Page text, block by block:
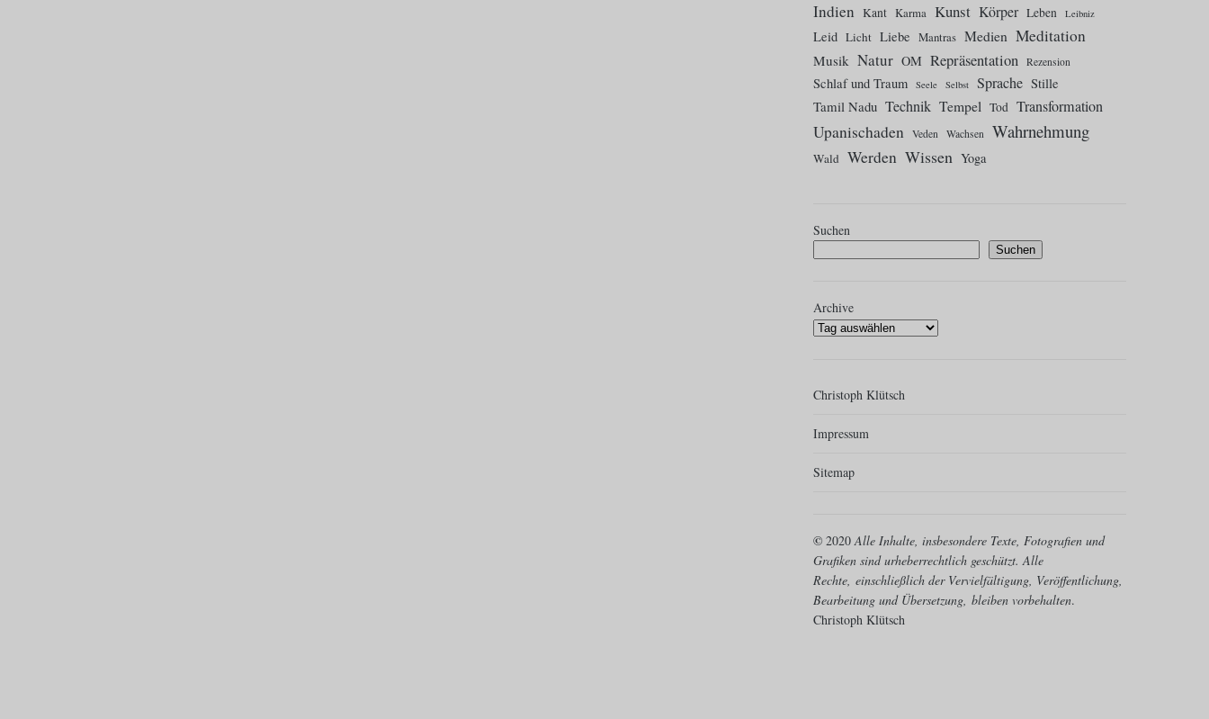
Indien Kant Karma Kunst Körper Leben Leibniz
Leid Licht Liebe Mantras Medien Meditation
Musik Natur OM Repräsentation Rezension
Schlaf und Traum Seele Selbst Sprache Stille
Tamil Nadu Technik Tempel Tod Transformation
Upanischaden Veden Wachsen Wahrnehmung
Wald Werden Wissen Yoga
Suchen
Suchen
Archive
Christoph Klütsch
Impressum
Sitemap
© 2020Alle Inhalte, insbesondere Texte, Fotografien und
Grafiken sind urheberrechtlich geschützt. Alle
Rechte, einschließlich der Vervielfältigung, Veröffentlichung,
Bearbeitung und Übersetzung, bleiben vorbehalten.
Christoph Klütsch